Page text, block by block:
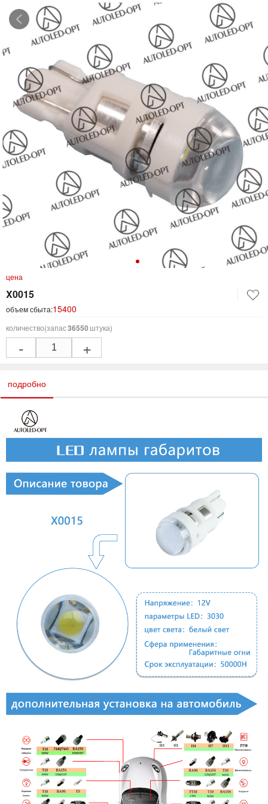
цена
X0015
объем сбыта:15400
количество(запас36550 штука)
- +
подробно